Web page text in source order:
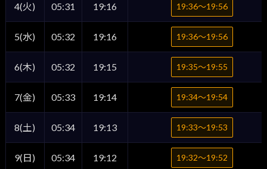
4(火) 05:31 19:16 19:36〜19:56
5(水) 05:32 19:16 19:36〜19:56
6(木) 05:32 19:15 19:35〜19:55
7(金) 05:33 19:14 19:34〜19:54
8(土) 05:34 19:13 19:33〜19:53
9(日) 05:34 19:12 19:32〜19:52